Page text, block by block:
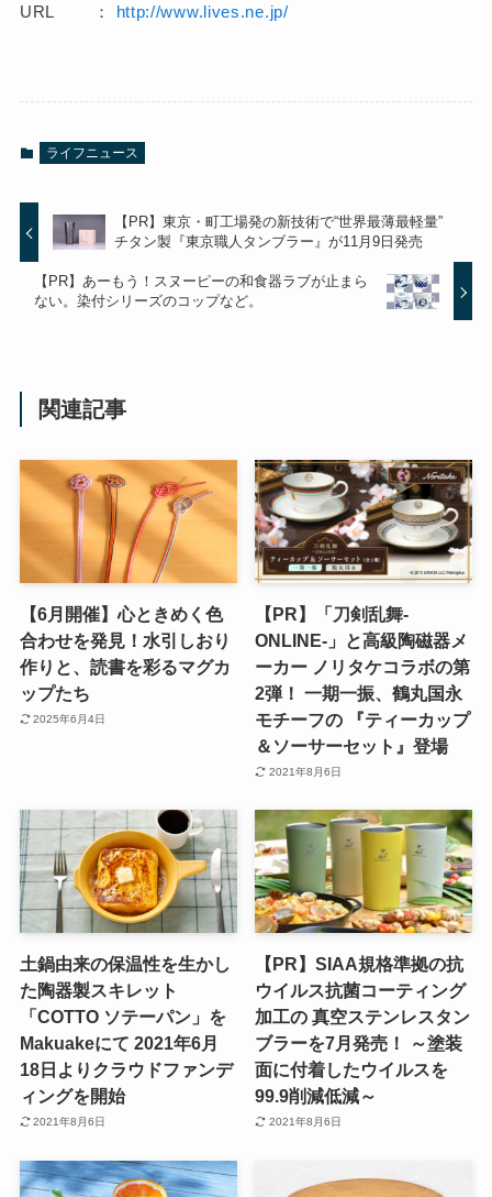
URL ： http://www.lives.ne.jp/
ライフニュース
【PR】東京・町工場発の新技術で“世界最薄最軽量”
チタン製『東京職人タンブラー』が11月9日発売
【PR】あーもう！スヌーピーの和食器ラブが止まら
ない。染付シリーズのコップなど。
関連記事
【6月開催】心ときめく色
合わせを発見！水引しおり
作りと、読書を彩るマグカ
ップたち
2025年6月4日
【PR】「刀剣乱舞-
ONLINE-」と高級陶磁器メ
ーカー ノリタケコラボの第
2弾！ 一期一振、鶴丸国永
モチーフの 『ティーカップ
＆ソーサーセット』登場
2021年8月6日
土鍋由来の保温性を生かし
た陶器製スキレット
「COTTO ソテーパン」を
Makuakeにて 2021年6月
18日よりクラウドファンデ
ィングを開始
2021年8月6日
【PR】SIAA規格準拠の抗
ウイルス抗菌コーティング
加工の 真空ステンレスタン
ブラーを7月発売！ ～塗装
面に付着したウイルスを
99.9削減低減～
2021年8月6日